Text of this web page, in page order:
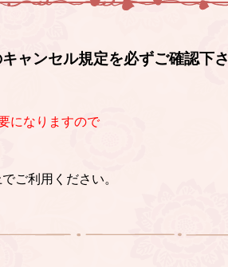
ャンセル規定を必ずご確認下さ
になりますので
ご利用ください。